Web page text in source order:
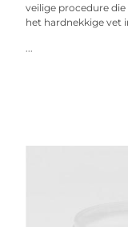
veilige procedure
het hardnekkige vet
...